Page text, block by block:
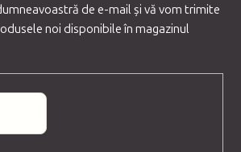
de e-mail şi vă vom trimite
noi disponibile în magazinul